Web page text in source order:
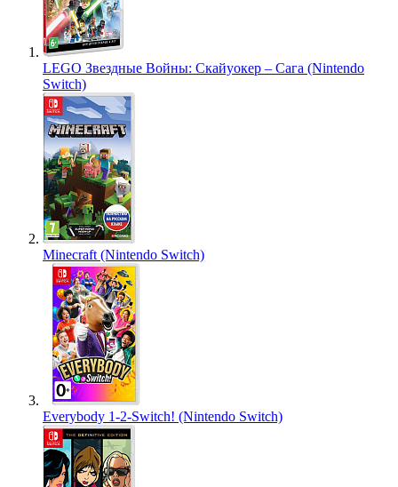
LEGO Звездные Войны: Скайуокер – Сага (Nintendo
Switch)
Minecraft (Nintendo Switch)
Everybody 1-2-Switch! (Nintendo Switch)